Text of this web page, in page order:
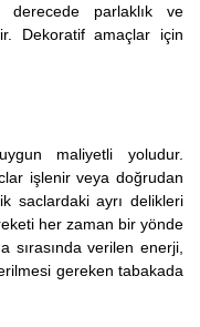
parlaklık ve
Dekoratif amaçlar için
maliyetli yoludur.
işlenir veya doğrudan
saclardaki ayrı delikleri
her zaman bir yönde
sırasında verilen enerji,
gereken tabakada